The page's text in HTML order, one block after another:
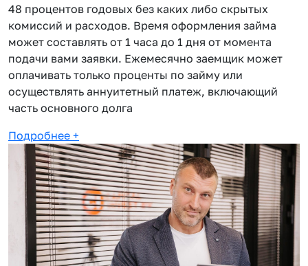
48 процентов годовых без каких либо скрытых
комиссий и расходов. Время оформления займа
может составлять от 1 часа до 1 дня от момента
подачи вами заявки. Ежемесячно заемщик может
оплачивать только проценты по займу или
осуществлять аннуитетный платеж, включающий
часть основного долга
Подробнее +